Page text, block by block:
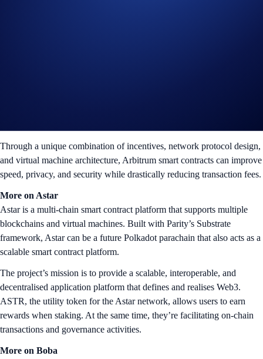
Through a unique combination of incentives, network protocol design,
and virtual machine architecture, Arbitrum smart contracts can improve
speed, privacy, and security while drastically reducing transaction fees.
More on Astar
Astar is a multi-chain smart contract platform that supports multiple
blockchains and virtual machines. Built with Parity’s Substrate
framework, Astar can be a future Polkadot parachain that also acts as a
scalable smart contract platform.
The project’s mission is to provide a scalable, interoperable, and
decentralised application platform that defines and realises Web3.
ASTR, the utility token for the Astar network, allows users to earn
rewards when staking. At the same time, they’re facilitating on-chain
transactions and governance activities.
More on Boba